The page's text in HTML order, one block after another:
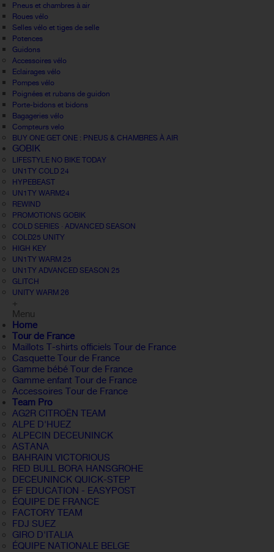
Pneus et chambres à air
Roues vélo
Selles vélo et tiges de selle
Potences
Guidons
Accessoires vélo
Eclairages vélo
Pompes vélo
Poignées et rubans de guidon
Porte-bidons et bidons
Bagageries vélo
Compteurs velo
BUY ONE GET ONE : PNEUS & CHAMBRES À AIR
GOBIK
LIFESTYLE NO BIKE TODAY
UN1TY COLD 24
HYPEBEAST
UN1TY WARM24
REWIND
PROMOTIONS GOBIK
COLD SERIES · ADVANCED SEASON
COLD25 UNITY
HIGH KEY
UN1TY WARM 25
UN1TY ADVANCED SEASON 25
GLITCH
UNITY WARM 26
+
Menu
Home
Tour de France
Maillots T-shirts officiels Tour de France
Casquette Tour de France
Gamme bébé Tour de France
Gamme enfant Tour de France
Accessoires Tour de France
Team Pro
AG2R CITROËN TEAM
ALPE D'HUEZ
ALPECIN DECEUNINCK
ASTANA
BAHRAIN VICTORIOUS
RED BULL BORA HANSGROHE
DECEUNINCK QUICK-STEP
EF EDUCATION - EASYPOST
ÉQUIPE DE FRANCE
FACTORY TEAM
FDJ SUEZ
GIRO D'ITALIA
ÉQUIPE NATIONALE BELGE